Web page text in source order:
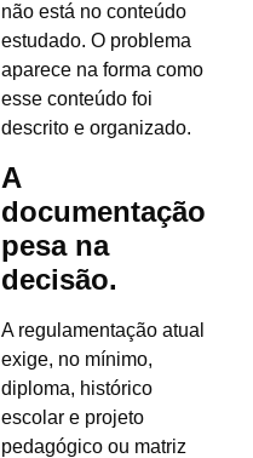
não está no conteúdo
estudado. O problema
aparece na forma como
esse conteúdo foi
descrito e organizado.
A
documentação
pesa na
decisão.
A regulamentação atual
exige, no mínimo,
diploma, histórico
escolar e projeto
pedagógico ou matriz